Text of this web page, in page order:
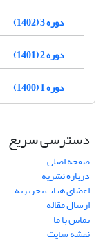
دوره 3 (1402)
دوره 2 (1401)
دوره 1 (1400)
دسترسی سریع
صفحه اصلی
درباره نشریه
اعضای هیات تحریریه
ارسال مقاله
تماس با ما
نقشه سایت